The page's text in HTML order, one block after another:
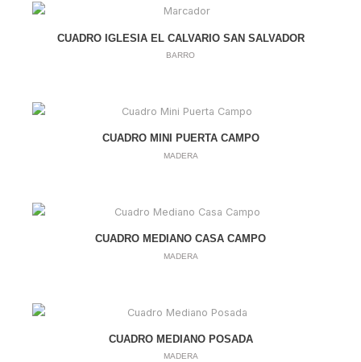
CUADRO IGLESIA EL CALVARIO SAN SALVADOR
BARRO
CUADRO MINI PUERTA CAMPO
MADERA
CUADRO MEDIANO CASA CAMPO
MADERA
CUADRO MEDIANO POSADA
MADERA